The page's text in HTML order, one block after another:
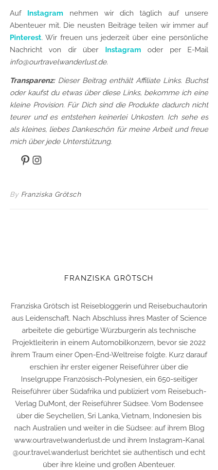
Auf Instagram nehmen wir dich täglich auf unsere
Abenteuer mit. Die neusten Beiträge teilen wir immer auf
Pinterest. Wir freuen uns jederzeit über eine persönliche
Nachricht von dir über Instagramoder per E-Mail
info@ourtravelwanderlust.de.
Transparenz: Dieser Beitrag enthält Affiliate Links. Buchst
oder kaufst du etwas über diese Links, bekomme ich eine
kleine Provision. Für Dich sind die Produkte dadurch nicht
teurer und es entstehen keinerlei Unkosten. Ich sehe es
als kleines, liebes Dankeschön für meine Arbeit und freue
mich über jede Unterstützung.
Pinterest
Instagram
By Franziska Grötsch
FRANZISKA GRÖTSCH
Franziska Grötsch ist Reisebloggerin und Reisebuchautorin
aus Leidenschaft. Nach Abschluss ihres Master of Science
arbeitete die gebürtige Würzburgerin als technische
Projektleiterin in einem Automobilkonzern, bevor sie 2022
ihrem Traum einer Open-End-Weltreise folgte. Kurz darauf
erschien ihr erster eigener Reiseführer über die
Inselgruppe Französisch-Polynesien, ein 650-seitiger
Reiseführer über Südafrika und publiziert vom Reisebuch-
Verlag DuMont, der Reiseführer Südsee. Vom Bodensee
über die Seychellen, Sri Lanka, Vietnam, Indonesien bis
nach Australien und weiter in die Südsee: auf ihrem Blog
www.ourtravelwanderlust.de und ihrem Instagram-Kanal
@our.travel.wanderlust berichtet sie authentisch und echt
über ihre kleine und großen Abenteuer.